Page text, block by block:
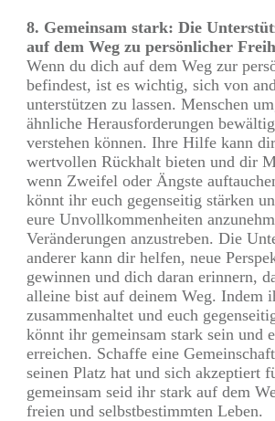
8. Gemeinsam stark: Die
auf dem Weg zu persönlicher
Wenn du dich auf dem Weg zur
befindest, ist es wichtig, sich von
unterstützen zu lassen. Menschen
ähnliche Herausforderungen
verstehen können. Ihre Hilfe kann
wertvollen Rückhalt bieten und dir
wenn Zweifel oder Ängste
könnt ihr euch gegenseitig stärken
eure Unvollkommenheiten
Veränderungen anzustreben. Die
anderer kann dir helfen, neue
gewinnen und dich daran erinnern,
alleine bist auf deinem Weg. Indem
zusammenhaltet und euch
könnt ihr gemeinsam stark sein und
erreichen. Schaffe eine
seinen Platz hat und sich akzeptiert
gemeinsam seid ihr stark auf dem
freien und selbstbestimmten Leben.